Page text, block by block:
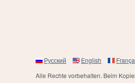
Русский English
Alle Rechte vorbehalten. Beim